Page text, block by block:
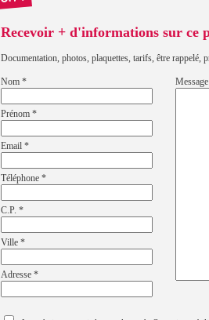
Recevoir + d'informations sur ce
Documentation, photos, plaquettes, tarifs, être rappelé,
Nom *
Prénom *
Email *
Téléphone *
C.P. *
Ville *
Adresse *
Message